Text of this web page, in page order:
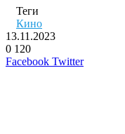
Теги
Кино
13.11.2023
0 120
Facebook TwitterLinkedIn
Pinterest
Skype
WhatsApp
Telegram
Viber